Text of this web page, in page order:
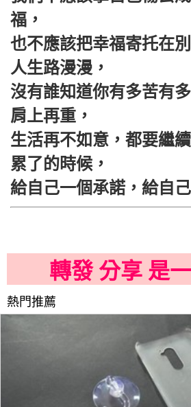
福，
也不應該把幸福寄托在
人生路漫漫，
沒有誰知道你有多苦有多
肩上再重，
生活再不如意，都要繼續
累了的時候，
給自己一個承諾，給自
轉發 分享 是
熱門推薦